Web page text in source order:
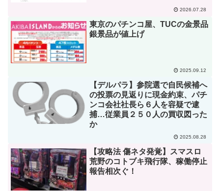
2026.07.28
東京のパチンコ屋、TUCの金景品
銀景品が値上げ
2025.09.12
【デルパラ】参院選で自民候補へ
の投票の見返りに現金約束、パチ
ンコ会社社長ら６人を容疑で逮
捕…従業員２５０人の買収図った
か
2025.08.28
【攻略法 傷ネタ発覚】スマスロ
荒野のコトブキ飛行隊、稼働停止
報告相次ぐ！